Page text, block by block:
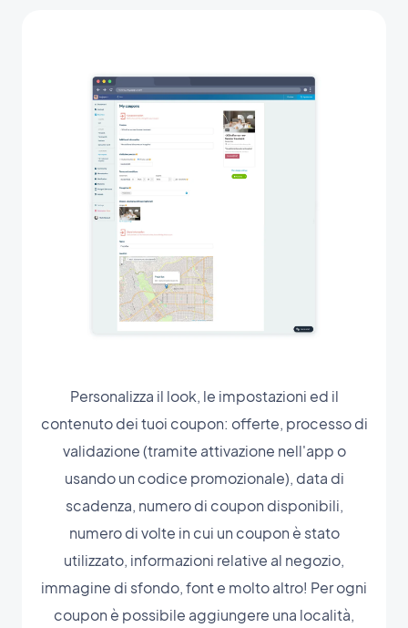
Personalizza il look, le impostazioni ed il
contenuto dei tuoi coupon: offerte, processo di
validazione (tramite attivazione nell'app o
usando un codice promozionale), data di
scadenza, numero di coupon disponibili,
numero di volte in cui un coupon è stato
utilizzato, informazioni relative al negozio,
immagine di sfondo, font e molto altro! Per ogni
coupon è possibile aggiungere una località,